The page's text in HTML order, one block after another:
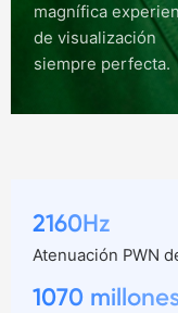
magnífica
de visualización
siempre perfecta.
2160Hz
Atenuación PWN
1070